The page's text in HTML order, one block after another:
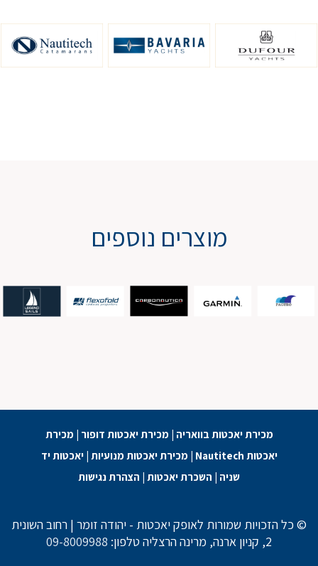
מוצרים נוספים
מכירת יאכטות בוואריה | מכירת יאכטות דופור | מכירת
יאכטות Nautitech
| מכירת יאכטות מנועיות |יאכטות יד
שניה | השכרת יאכטות | הצהרת נגישות
© כל הזכויות שמורות לאופק יאכטות - יהודה זומר | רחוב השונית
2, קניון ארנה, מרינה הרצליה טלפון:
09-8009988